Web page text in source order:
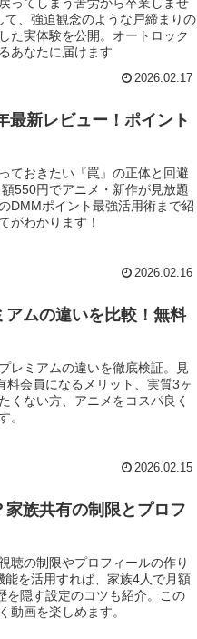
ってしまう苦労から卒業しませ
、強迫観念のような戸締まりの
た実体験を公開。オートロック
あなたに届けます
2026.02.17
最新レビュー！ポイント
ておきたい『罠』の正体と回避
550円でアニメ・新作が見放題
DMMポイント最強活用術まで紹
がわかります！
2026.02.16
アムの違いを比較！無料
レミアムの違いを徹底検証。見
会員になるメリット、実質3ヶ
くない方、アニメをコスパ良く
。
2026.02.15
族共有の制限とプロフ
聴の制限やプロフィールの作り
を活用すれば、家族4人で月額
を隠す設定のコツも紹介。この
動画を楽しめます。